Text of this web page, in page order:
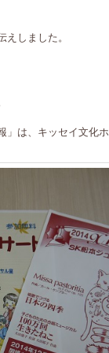
しました。
」は、キッセイ文化